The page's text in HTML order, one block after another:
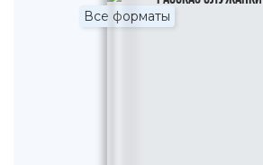
Все форматы